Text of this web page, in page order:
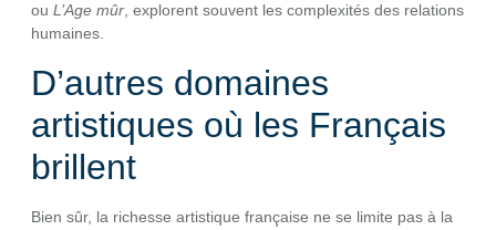
ou L’Age mûr, explorent souvent les complexités des relations
humaines.
D’autres domaines
artistiques où les Français
brillent
Bien sûr, la richesse artistique française ne se limite pas à la